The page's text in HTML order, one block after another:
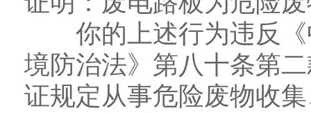
你的上述行为违反《
境防治法》第八十条第
证规定从事危险废物收